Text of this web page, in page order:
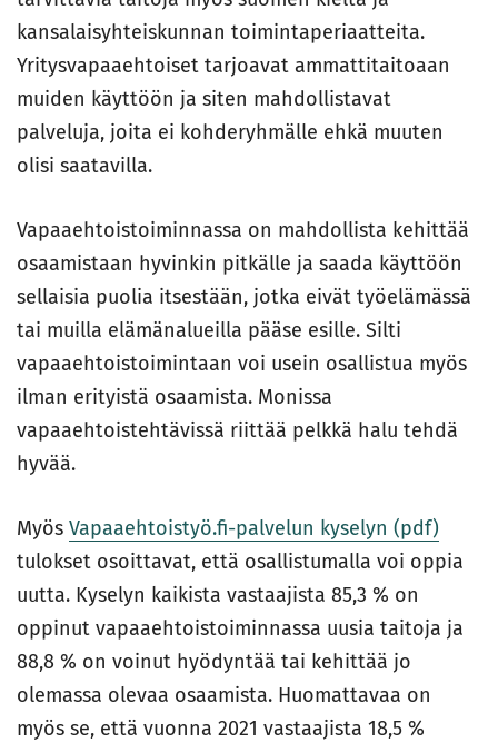
kansalaisyhteiskunnan toimintaperiaatteita.
Yritysvapaaehtoiset tarjoavat ammattitaitoaan
muiden käyttöön ja siten mahdollistavat
palveluja, joita ei kohderyhmälle ehkä muuten
olisi saatavilla.
Vapaaehtoistoiminnassa on mahdollista kehittää
osaamistaan hyvinkin pitkälle ja saada käyttöön
sellaisia puolia itsestään, jotka eivät työelämässä
tai muilla elämänalueilla pääse esille. Silti
vapaaehtoistoimintaan voi usein osallistua myös
ilman erityistä osaamista. Monissa
vapaaehtoistehtävissä riittää pelkkä halu tehdä
hyvää.
Myös Vapaaehtoistyö.fi-palvelun kyselyn (pdf)
tulokset osoittavat, että osallistumalla voi oppia
uutta. Kyselyn kaikista vastaajista 85,3 % on
oppinut vapaaehtoistoiminnassa uusia taitoja ja
88,8 % on voinut hyödyntää tai kehittää jo
olemassa olevaa osaamista. Huomattavaa on
myös se, että vuonna 2021 vastaajista 18,5 %